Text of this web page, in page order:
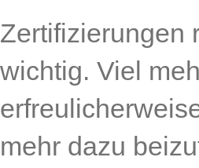
Zertifizierungen
wichtig. Viel
mehr dazu